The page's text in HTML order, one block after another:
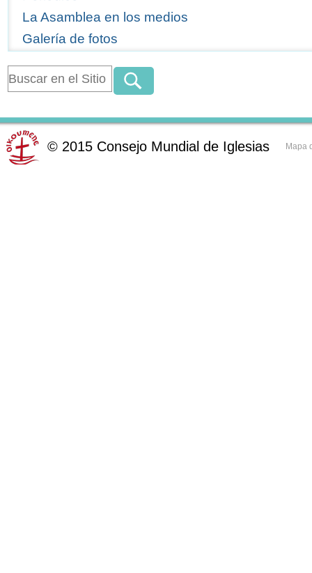
La Asamblea en los medios
Galería de fotos
© 2015 Consejo Mundial de Iglesias Mapa